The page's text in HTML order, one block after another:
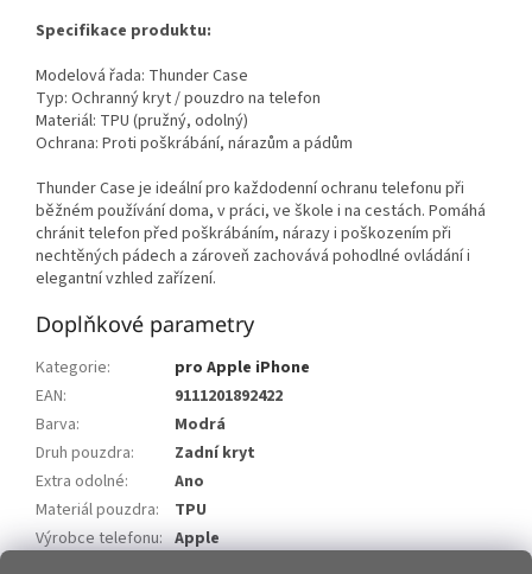
Specifikace produktu:
Modelová řada: Thunder Case
Typ: Ochranný kryt / pouzdro na telefon
Materiál: TPU (pružný, odolný)
Ochrana: Proti poškrábání, nárazům a pádům
Thunder Case je ideální pro každodenní ochranu telefonu při
běžném používání doma, v práci, ve škole i na cestách. Pomáhá
chránit telefon před poškrábáním, nárazy i poškozením při
nechtěných pádech a zároveň zachovává pohodlné ovládání i
elegantní vzhled zařízení.
Doplňkové parametry
Kategorie:
pro Apple iPhone
EAN:
9111201892422
Barva:
Modrá
Druh pouzdra:
Zadní kryt
Extra odolné:
Ano
Materiál pouzdra:
TPU
Výrobce telefonu: Apple